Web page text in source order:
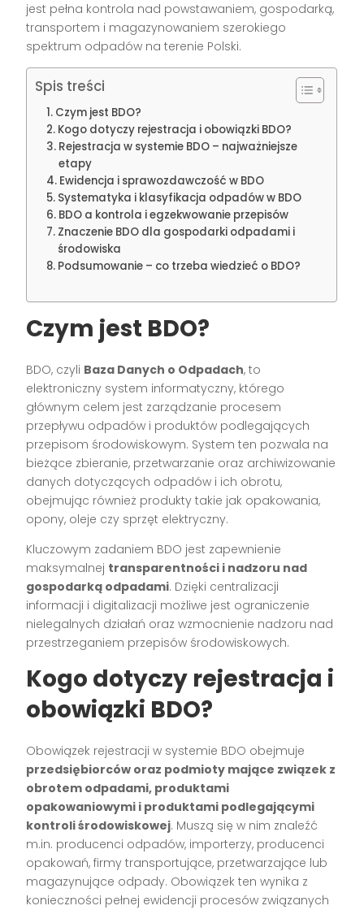
jest pełna kontrola nad powstawaniem, gospodarką,
transportem i magazynowaniem szerokiego
spektrum odpadów na terenie Polski.
Spis treści
Czym jest BDO?
Kogo dotyczy rejestracja i obowiązki BDO?
Rejestracja w systemie BDO – najważniejsze
etapy
Ewidencja i sprawozdawczość w BDO
Systematyka i klasyfikacja odpadów w BDO
BDO a kontrola i egzekwowanie przepisów
Znaczenie BDO dla gospodarki odpadami i
środowiska
Podsumowanie – co trzeba wiedzieć o BDO?
Czym jest BDO?
BDO, czyli Baza Danych o Odpadach, to
elektroniczny system informatyczny, którego
głównym celem jest zarządzanie procesem
przepływu odpadów i produktów podlegających
przepisom środowiskowym. System ten pozwala na
bieżące zbieranie, przetwarzanie oraz archiwizowanie
danych dotyczących odpadów i ich obrotu,
obejmując również produkty takie jak opakowania,
opony, oleje czy sprzęt elektryczny.
Kluczowym zadaniem BDO jest zapewnienie
maksymalnej transparentności i nadzoru nad
gospodarką odpadami. Dzięki centralizacji
informacji i digitalizacji możliwe jest ograniczenie
nielegalnych działań oraz wzmocnienie nadzoru nad
przestrzeganiem przepisów środowiskowych.
Kogo dotyczy rejestracja i
obowiązki BDO?
Obowiązek rejestracji w systemie BDO obejmuje
przedsiębiorców oraz podmioty mające związek z
obrotem odpadami, produktami
opakowaniowymi i produktami podlegającymi
kontroli środowiskowej. Muszą się w nim znaleźć
m.in. producenci odpadów, importerzy, producenci
opakowań, firmy transportujące, przetwarzające lub
magazynujące odpady. Obowiązek ten wynika z
konieczności pełnej ewidencji procesów związanych